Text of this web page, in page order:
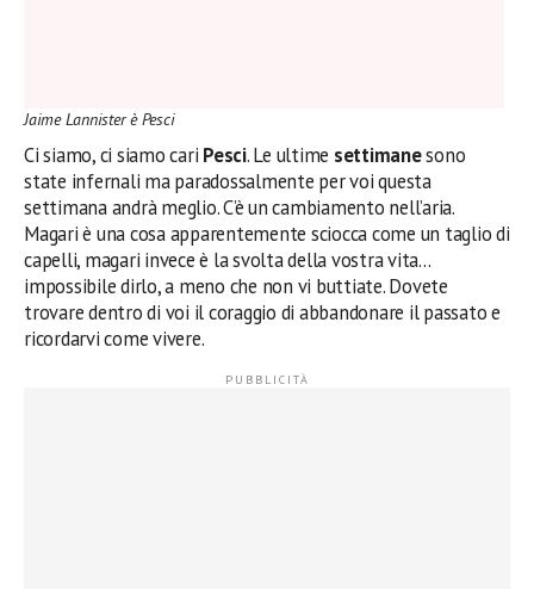
Jaime Lannister è Pesci
Ci siamo, ci siamo cari Pesci. Le ultime settimanesono
state infernali ma paradossalmente per voi questa
settimana andrà meglio. C’è un cambiamento nell’aria.
Magari è una cosa apparentemente sciocca come un taglio di
capelli, magari invece è la svolta della vostra vita…
impossibile dirlo, a meno che non vi buttiate. Dovete
trovare dentro di voi il coraggio di abbandonare il passato e
ricordarvi come vivere.